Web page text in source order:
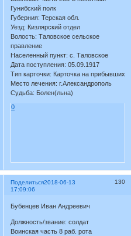
Гунибский полк
Губерния: Терская обл.
Уезд: Кизлярский отдел
Волость: Таловское сельское
правление
Населенный пункт: с. Таловское
Дата поступления: 05.09.1917
Тип карточки: Карточка на прибывших
Место лечения: г.Александрополь
Судьба: Болен(льна)
0
Поделиться 130
2018-06-13
17:09:06
Бубенцев Иван Андреевич
Должность/звание: солдат
Воинская часть 8 раб. рота